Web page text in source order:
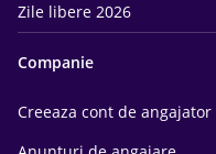
Zile libere 2026
Companie
Creeaza cont de angajator